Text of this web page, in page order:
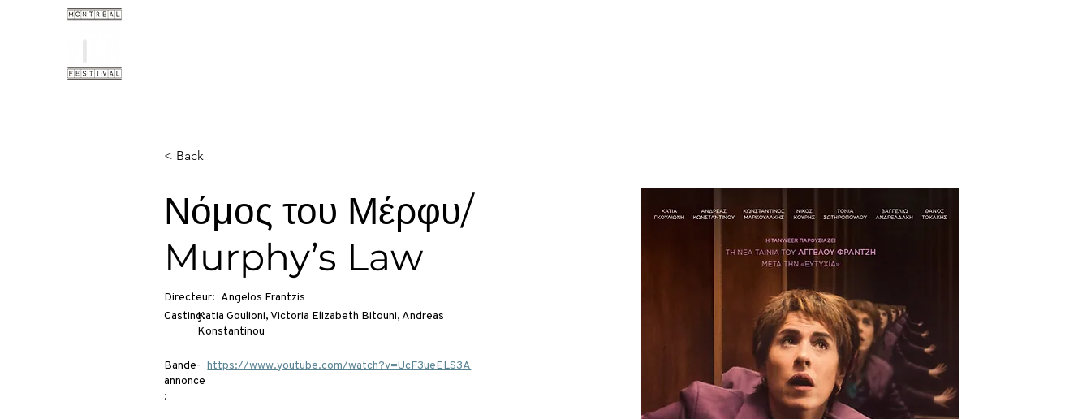
< Back
Νόμος του Μέρφυ/
Murphy’s Law
Angelos Frantzis
Directeur:
Casting:Katia Goulioni, Victoria Elizabeth Bitouni, Andreas
Konstantinou
Bande-
annonce
:
https://www.youtube.com/watch?v=UcF3ueELS3A